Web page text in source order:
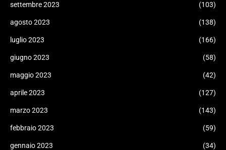
settembre 2023 (103)
agosto 2023 (138)
luglio 2023 (166)
giugno 2023 (58)
maggio 2023 (42)
aprile 2023 (127)
marzo 2023 (143)
febbraio 2023 (59)
gennaio 2023 (34)